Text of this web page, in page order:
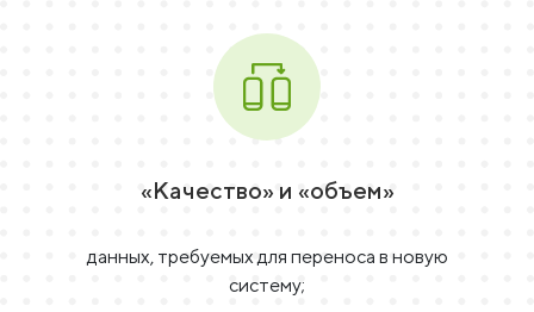
«Качество» и «объем»
данных, требуемых для переноса в новую
систему;